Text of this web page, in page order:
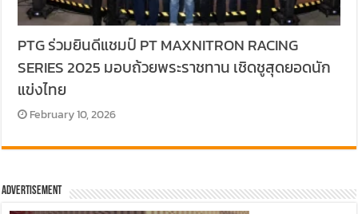
PTG ร่วมยินดีแชมป์ PT MAXNITRON RACING
SERIES 2025 มอบถ้วยพระราชทาน เชิดชูสุดยอดนัก
แข่งไทย
February 10, 2026
Advertisement